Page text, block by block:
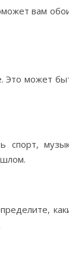
вам
Это может
спорт,